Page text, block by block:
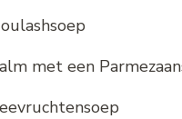
met een